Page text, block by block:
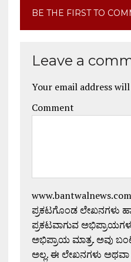
BE THE FIRST TO
Leave a
Your email address
Comment
ಪ್ರಕಟಗೊಂಡ ಲೇಖನಗಳು
ಪ್ರಕಟವಾಗುವ
ಅಭಿಪ್ರಾಯ ಮಾತ್ರ. ಅವು
ಅಲ್ಲ. ಈ ಲೇಖನಗಳು